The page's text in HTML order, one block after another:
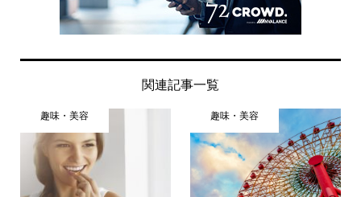
関連記事一覧
趣味・美容 趣味・美容